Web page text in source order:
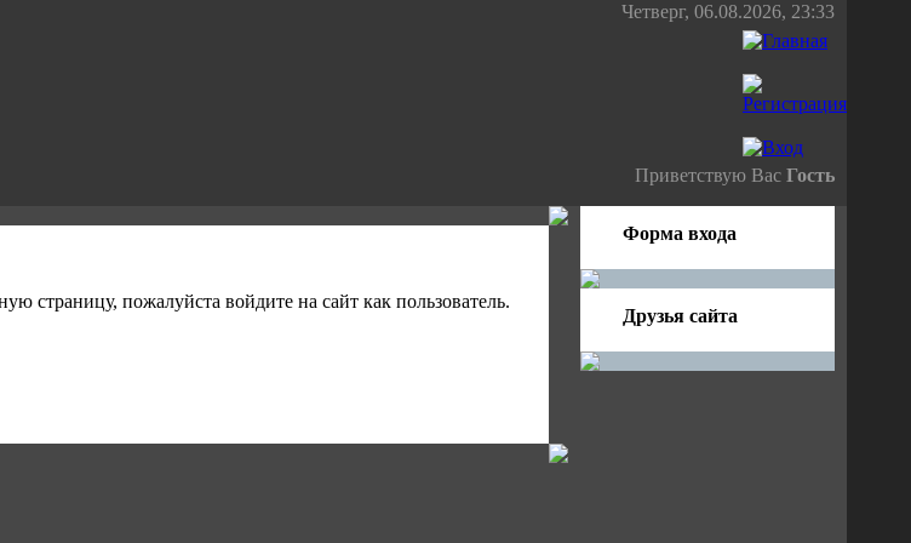
Четверг, 06.08.2026, 23:33
Приветствую Вас Гость
страницу, пожалуйста войдите на сайт как пользователь.
Форма входа
Друзья сайта